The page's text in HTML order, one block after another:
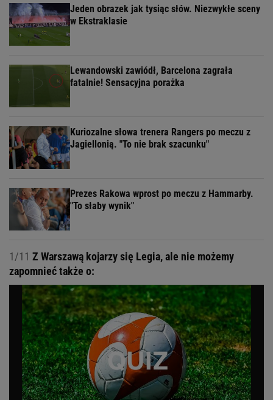
Jeden obrazek jak tysiąc słów. Niezwykłe sceny
w Ekstraklasie
Lewandowski zawiódł, Barcelona zagrała
fatalnie! Sensacyjna porażka
Kuriozalne słowa trenera Rangers po meczu z
Jagiellonią. "To nie brak szacunku"
Prezes Rakowa wprost po meczu z Hammarby.
"To słaby wynik"
1/11 Z Warszawą kojarzy się Legia, ale nie możemy
zapomnieć także o: